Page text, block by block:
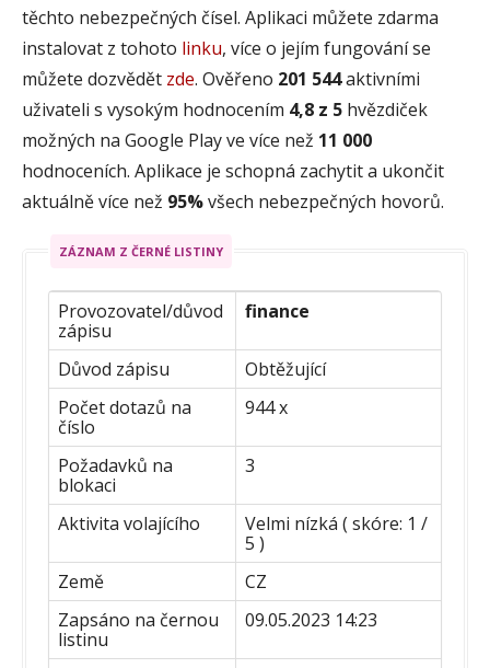
těchto nebezpečných čísel. Aplikaci můžete zdarma
instalovat z tohoto linku, více o jejím fungování se
můžete dozvědět zde. Ověřeno 201 544aktivními
uživateli s vysokým hodnocením 4,8 z 5 hvězdiček
možných na Google Play ve více než 11 000
hodnoceních. Aplikace je schopná zachytit a ukončit
aktuálně více než 95%všech nebezpečných hovorů.
ZÁZNAM Z ČERNÉ LISTINY
Provozovatel/důvod
zápisu
finance
Důvod zápisu
Obtěžující
Počet dotazů na
číslo
944 x
Požadavků na
blokaci
3
Aktivita volajícího
Velmi nízká ( skóre: 1 /
5 )
Země
CZ
Zapsáno na černou
listinu
09.05.2023 14:23